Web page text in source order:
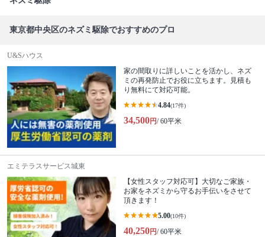
東京都中央区のネズミ駆除でおすすめのプロ
U&Sハウス
家の間取りに詳しいことを活かし、ネズ
ミの再発防止でお役に立ちます。見積も
り無料にて対応可能。
4.84(17件)
34,500円/ 60平米
エミテラスサービス城東
【女性スタッフ対応可】大切なご家族・
お家をネズミから守るお手伝いをさせて
頂きます！
5.00(10件)
40,250円/ 60平米